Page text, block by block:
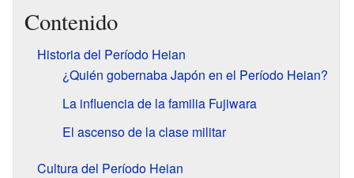
Contenido
Historia del Período Heian
¿Quién gobernaba Japón en el Período Heian?
La influencia de la familia Fujiwara
El ascenso de la clase militar
Cultura del Período Heian